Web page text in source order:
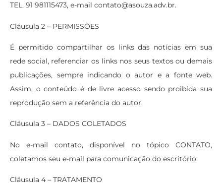
TEL. 91 981115473, e-mail contato@asouza.adv.br.
Cláusula 2 – PERMISSÕES
É permitido compartilhar os links das notícias em sua
rede social, referenciar os links nos seus textos ou demais
publicações, sempre indicando o autor e a fonte web.
Assim, o conteúdo é de livre acesso sendo proibida sua
reprodução sem a referência do autor.
Cláusula 3 – DADOS COLETADOS
No e-mail contato, disponível no tópico CONTATO,
coletamos seu e-mail para comunicação do escritório:
Cláusula 4 – TRATAMENTO